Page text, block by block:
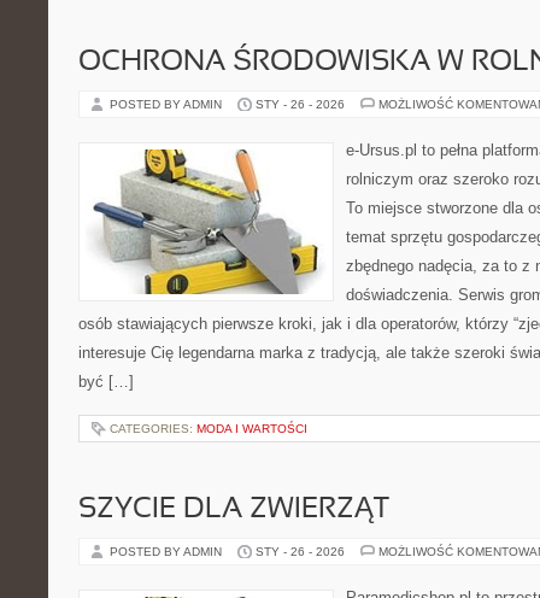
OCHRONA ŚRODOWISKA W
POSTED BY ADMIN STY - 26 - 2026 MOŻLIWOŚĆ
e-Ursus.pl to pełna
rolniczym oraz szeroko
To miejsce stworzone dla
temat sprzętu
zbędnego nadęcia, za to z
doświadczenia. Serwis
osób stawiających pierwsze kroki, jak i dla operatorów, którzy
interesuje Cię legendarna marka z tradycją, ale także szeroki
być […]
CATEGORIES: MODA I WARTOŚCI
SZYCIE DLA ZWIERZĄT
POSTED BY ADMIN STY - 26 - 2026 MOŻLIWOŚĆ